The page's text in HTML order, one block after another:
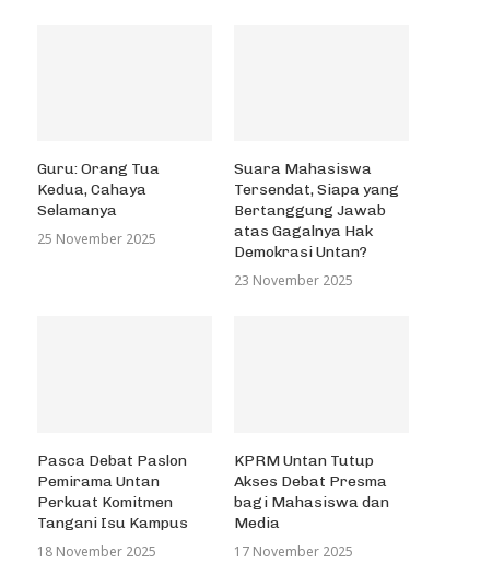
Guru: Orang Tua
Kedua, Cahaya
Selamanya
25 November 2025
Suara Mahasiswa
Tersendat, Siapa yang
Bertanggung Jawab
atas Gagalnya Hak
Demokrasi Untan?
23 November 2025
Pasca Debat Paslon
Pemirama Untan
Perkuat Komitmen
Tangani Isu Kampus
18 November 2025
KPRM Untan Tutup
Akses Debat Presma
bagi Mahasiswa dan
Media
17 November 2025